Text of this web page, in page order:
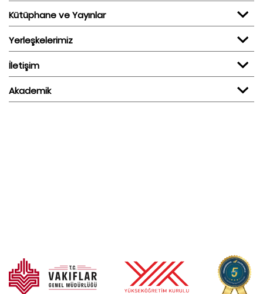
Kütüphane ve Yayınlar
Yerleşkelerimiz
İletişim
Akademik